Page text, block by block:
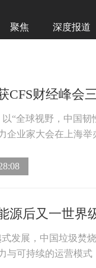
聚焦 深度报道
CFS财经峰会
以“全球视野，中国
企业家大会在上海举
源后又一世界
发展，中国垃圾焚
与可持续的运营模式